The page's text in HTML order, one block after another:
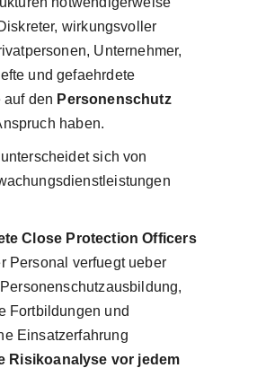
wirkungsvoller
Unternehmer,
und gefaehrdete
auf den Personenschutz
haben.
sich von
Close Protection Officers
Personal verfuegt ueber
Fortbildungen und
Einsatzerfahrung
Risikoanalyse vor jedem